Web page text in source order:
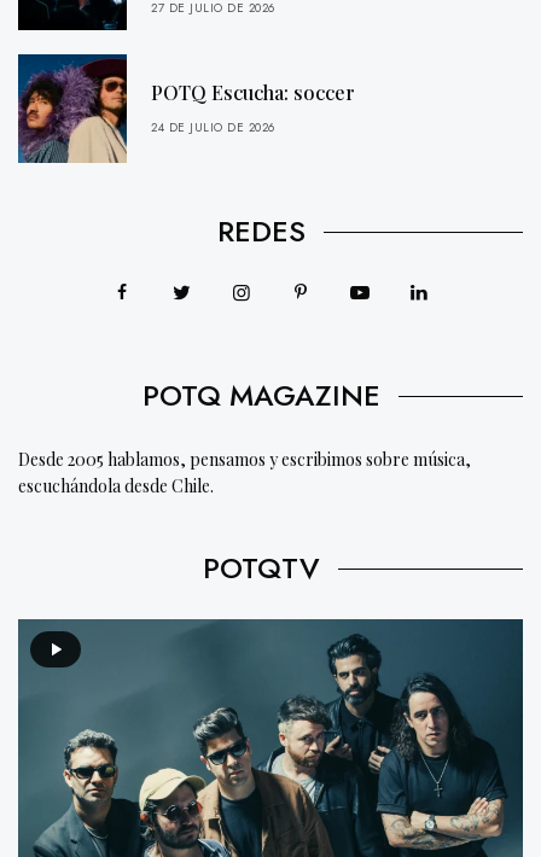
27 DE JULIO DE 2026
POTQ Escucha: soccer
24 DE JULIO DE 2026
REDES
POTQ MAGAZINE
Desde 2005 hablamos, pensamos y escribimos sobre música,
escuchándola desde Chile.
POTQTV